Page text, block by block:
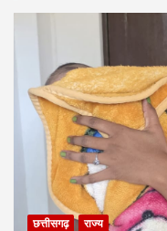
छत्तीसगढ़ राज्य